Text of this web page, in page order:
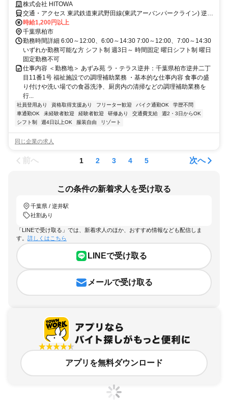
株式会社 HITOWA
交通・アクセス 東武鉄道東武野田線(東武アーバンパークライン) 逆井
東武野田線「逆井」駅より徒歩約12分
時給1,200円以上
千葉県柏市
勤務時間詳細 6:00～12:00、6:00～14:30 7:00～12:00、7:00～14:30
いずれか勤務可能な方 シフト制 週3日～ 時間固定 曜日シフト制 曜日
固定勤務不可
仕事内容 ＜勤務地＞ あずみ苑 ラ・テラス逆井：千葉県柏市逆井二丁
目11番1号 福祉施設での調理補助業務 ・基本的な仕事内容 食事の盛
り付けや洗い場での食器洗浄、厨房内の清掃などの調理補助業務を
行...
社員登用あり 資格取得支援あり フリーター歓迎 バイク通勤OK
学歴不問
車通勤OK
未経験者歓迎 経験者歓迎 研修あり 交通費支給
週2・3日からOK
シフト制
週4日以上OK 服装自由 リゾート
同じ企業の求人
前へ 1 2 3 4 5 次へ
この条件の新着求人を受け取る
千葉県 / 逆井駅
社割あり
「LINEで受け取る」では、新着求人のほか、おすすめ情報なども配信しま
す。 詳しくはこちら
LINEで受け取る
メールで受け取る
アプリを無料ダウンロード